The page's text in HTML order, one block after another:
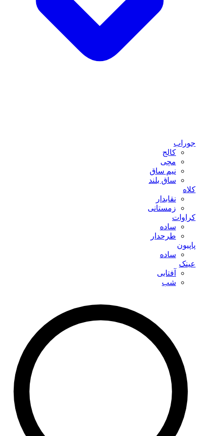
جوراب
کالج
مچی
نیم ساق
ساق بلند
کلاه
نقابدار
زمستانی
کراوات
ساده
طرحدار
پاپیون
ساده
عینک
آفتابی
شب